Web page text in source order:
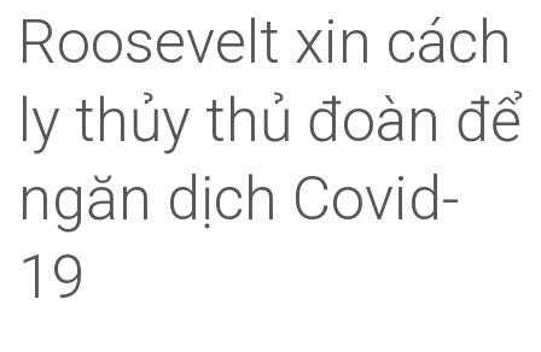
Roosevelt xin cách
ly thủy thủ đoàn để
ngăn dịch Covid-
19